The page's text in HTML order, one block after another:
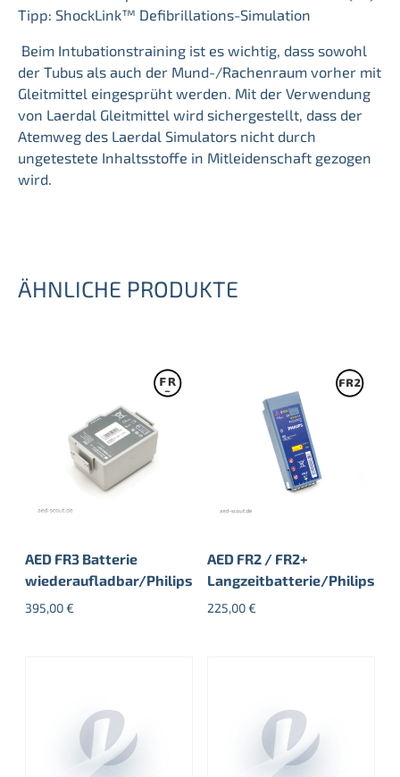
Tipp: ShockLink™ Defibrillations-Simulation
Beim Intubationstraining ist es wichtig, dass sowohl
der Tubus als auch der Mund-/Rachenraum vorher mit
Gleitmittel eingesprüht werden. Mit der Verwendung
von Laerdal Gleitmittel wird sichergestellt, dass der
Atemweg des Laerdal Simulators nicht durch
ungetestete Inhaltsstoffe in Mitleidenschaft gezogen
wird.
ÄHNLICHE PRODUKTE
AED FR3 Batterie
wiederaufladbar/Philips
395,00€
AED FR2 / FR2+
Langzeitbatterie/Philips
225,00€